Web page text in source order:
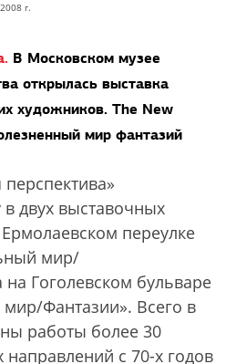
г.
В Московском музее
открылась выставка
художников. The New
мир фантазий
двух выставочных
переулке
мир/
на Гоголевском бульваре
Фантазии». Всего в
работы более 30
с 70-х годов